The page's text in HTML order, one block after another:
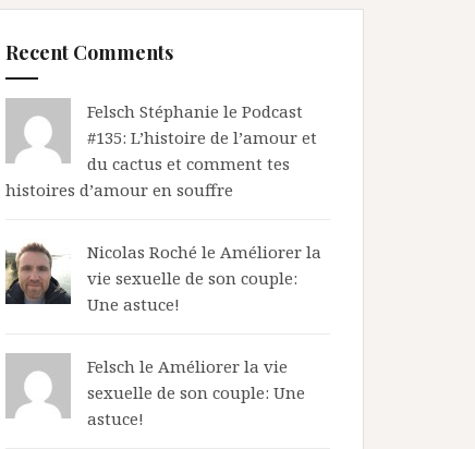
Recent Comments
Felsch Stéphanie le Podcast
#135: L’histoire de l’amour et
du cactus et comment tes
histoires d’amour en souffre
Nicolas Roché le Améliorer la
vie sexuelle de son couple:
Une astuce!
Felsch le Améliorer la vie
sexuelle de son couple: Une
astuce!